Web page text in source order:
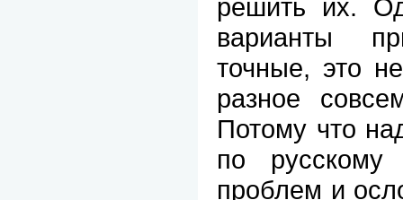
решить их.
варианты
точные, это
разное
Потому что
по
проблем и